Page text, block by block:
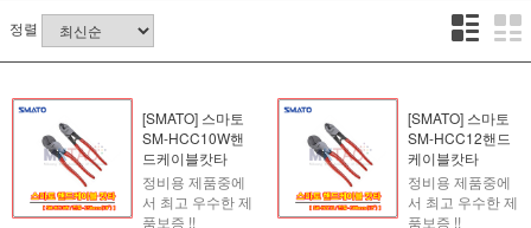
정렬
[SMATO] 스마토
SM-HCC10W핸
드케이블캇타
정비용 제품중에
서 최고 우수한 제
품보증 !!
[SMATO] 스마토
SM-HCC12핸드
케이블캇타
정비용 제품중에
서 최고 우수한 제
품보증 !!